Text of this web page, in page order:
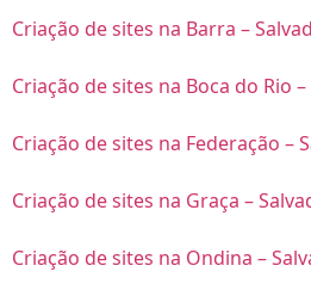
Criação de sites na Barra –
Criação de sites na Boca do Rio
Criação de sites na Federação –
Criação de sites na Graça –
Criação de sites na Ondina –